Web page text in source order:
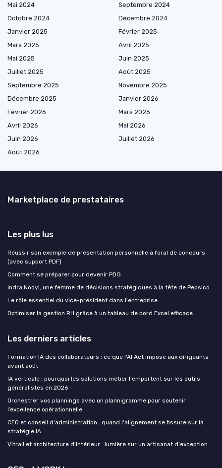
Mai 2024
Septembre 2024
Octobre 2024
Décembre 2024
Janvier 2025
Février 2025
Mars 2025
Avril 2025
Mai 2025
Juin 2025
Juillet 2025
Août 2025
Septembre 2025
Novembre 2025
Décembre 2025
Janvier 2026
Février 2026
Mars 2026
Avril 2026
Mai 2026
Juin 2026
Juillet 2026
Août 2026
Marketplace de prestataires
Les plus lus
Réussir son exemple de présentation personnelle à l’oral de concours
(avec support PDF)
Comment se préparer pour devenir PDG
Indra Nooyi, une femme de décisions stratégiques à la tête de Pepsico
Le rôle essentiel du vice-président dans l'entreprise
Optimiser la gestion RH grâce à un tableau de bord Excel efficace
Les derniers articles
Formation IA des collaborateurs : ce que l'AI Act impose aux dirigeants
avant août
IA verticale : pourquoi les solutions métier l'emportent sur les outils
généralistes en 2026
Orchestrer vos plannings avec un plannigramme pour soutenir
l’excellence opérationnelle
CEO et conseil d'administration : quand l'alignement se fissure sur la
stratégie IA
Vitrail et architecture d'intérieur : lumière sur un artisanat d'exception